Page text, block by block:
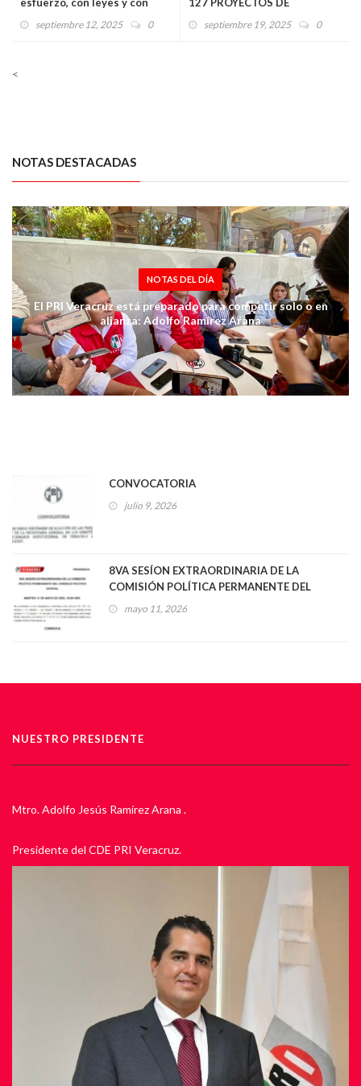
instituciones fuertes que el
PRI impulsó: Adolfo Ramírez
septiembre 12, 2025 0
INFRAESTRUCTURA PARA
MUNICIPIOS
septiembre 19, 2025 0
<
NOTAS DESTACADAS
NOTAS DEL DÍA
El PRI Veracruz está preparado para competir solo o en
alianza: Adolfo Ramírez Arana
CONVOCATORIA
julio 9, 2026
8VA SESÍON EXTRAORDINARIA DE LA
COMISIÓN POLÍTICA PERMANENTE DEL
CONSEJO POLÍTICO ESTATAL
mayo 11, 2026
NUESTRO PRESIDENTE
Mtro. Adolfo Jesús Ramírez Arana .
Presidente del CDE PRI Veracruz.